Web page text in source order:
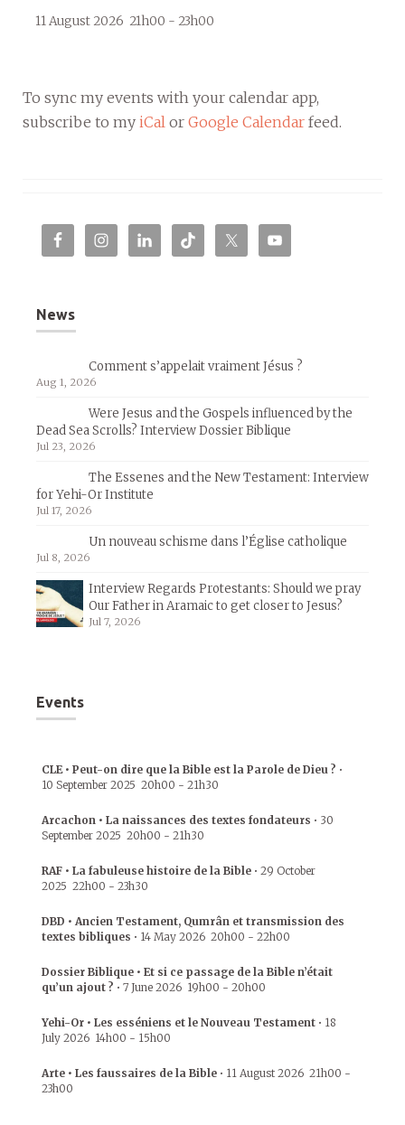
11 August 2026 21h00 - 23h00
To sync my events with your calendar app,
subscribe to my iCal or Google Calendar feed.
News
Comment s’appelait vraiment Jésus ?
Aug 1, 2026
Were Jesus and the Gospels influenced by the
Dead Sea Scrolls? Interview Dossier Biblique
Jul 23, 2026
The Essenes and the New Testament: Interview
for Yehi-Or Institute
Jul 17, 2026
Un nouveau schisme dans l’Église catholique
Jul 8, 2026
Interview Regards Protestants: Should we pray
Our Father in Aramaic to get closer to Jesus?
Jul 7, 2026
Events
CLE • Peut-on dire que la Bible est la Parole de Dieu ? •
10 September 2025 20h00 - 21h30
Arcachon • La naissances des textes fondateurs • 30
September 2025 20h00 - 21h30
RAF • La fabuleuse histoire de la Bible • 29 October
2025 22h00 - 23h30
DBD • Ancien Testament, Qumrân et transmission des
textes bibliques • 14 May 2026 20h00 - 22h00
Dossier Biblique • Et si ce passage de la Bible n’était
qu’un ajout ? • 7 June 2026 19h00 - 20h00
Yehi-Or • Les esséniens et le Nouveau Testament • 18
July 2026 14h00 - 15h00
Arte • Les faussaires de la Bible • 11 August 2026 21h00 -
23h00